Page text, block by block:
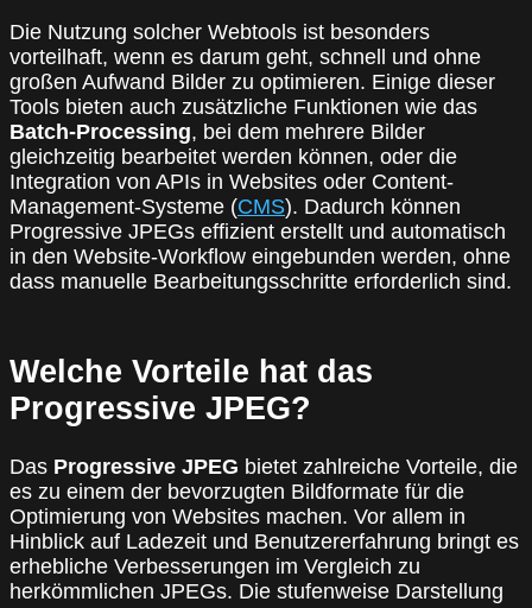
Die Nutzung solcher Webtools ist besonders
vorteilhaft, wenn es darum geht, schnell und ohne
großen Aufwand Bilder zu optimieren. Einige dieser
Tools bieten auch zusätzliche Funktionen wie das
Batch-Processing, bei dem mehrere Bilder
gleichzeitig bearbeitet werden können, oder die
Integration von APIs in Websites oder Content-
Management-Systeme (CMS). Dadurch können
Progressive JPEGs effizient erstellt und automatisch
in den Website-Workflow eingebunden werden, ohne
dass manuelle Bearbeitungsschritte erforderlich sind.
Welche Vorteile hat das
Progressive JPEG?
Das Progressive JPEG bietet zahlreiche Vorteile, die
es zu einem der bevorzugten Bildformate für die
Optimierung von Websites machen. Vor allem in
Hinblick auf Ladezeit und Benutzererfahrung bringt es
erhebliche Verbesserungen im Vergleich zu
herkömmlichen JPEGs. Die stufenweise Darstellung